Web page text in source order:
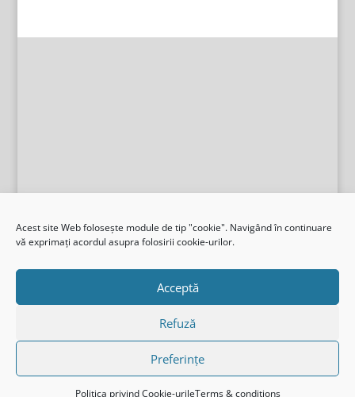
Acest site Web folosește module de tip "cookie". Navigând în continuare
vă exprimați acordul asupra folosirii cookie-urilor.
Acceptă
Refuză
Preferințe
Politica privind Cookie-urileTerms & conditions
Micșorează fontul
Inversează culorile
Font normal